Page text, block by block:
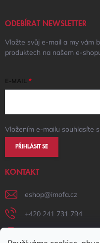
ODEBÍRAT NEWSLETTER
Vložte svůj e-mail a my vám
produktech na našem e-
E-MAIL
Vložením e-mailu souhlasíte s
PŘIHLÁSIT SE
KONTAKT
eshop@imofa.cz
+420 241 731 794